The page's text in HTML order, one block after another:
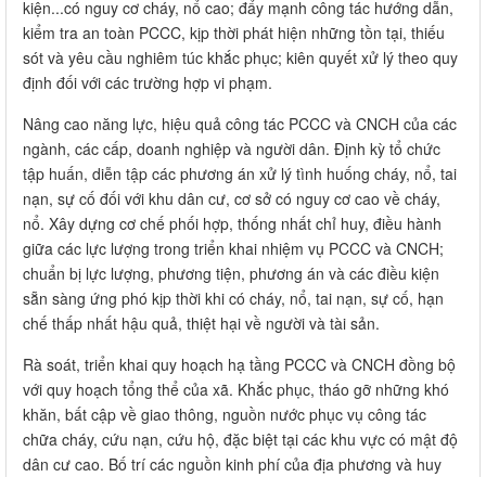
kiện...có nguy cơ cháy, nổ cao; đẩy mạnh công tác hướng dẫn,
kiểm tra an toàn PCCC, kịp thời phát hiện những tồn tại, thiếu
sót và yêu cầu nghiêm túc khắc phục; kiên quyết xử lý theo quy
định đối với các trường hợp vi phạm.
Nâng cao năng lực, hiệu quả công tác PCCC và CNCH của các
ngành, các cấp, doanh nghiệp và người dân. Định kỳ tổ chức
tập huấn, diễn tập các phương án xử lý tình huống cháy, nổ, tai
nạn, sự cố đối với khu dân cư, cơ sở có nguy cơ cao về cháy,
nổ. Xây dựng cơ chế phối hợp, thống nhất chỉ huy, điều hành
giữa các lực lượng trong triển khai nhiệm vụ PCCC và CNCH;
chuẩn bị lực lượng, phương tiện, phương án và các điều kiện
sẵn sàng ứng phó kịp thời khi có cháy, nổ, tai nạn, sự cố, hạn
chế thấp nhất hậu quả, thiệt hại về người và tài sản.
Rà soát, triển khai quy hoạch hạ tầng PCCC và CNCH đồng bộ
với quy hoạch tổng thể của xã. Khắc phục, tháo gỡ những khó
khăn, bất cập về giao thông, nguồn nước phục vụ công tác
chữa cháy, cứu nạn, cứu hộ, đặc biệt tại các khu vực có mật độ
dân cư cao. Bố trí các nguồn kinh phí của địa phương và huy